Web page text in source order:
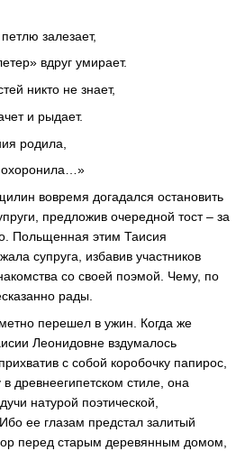
умирает.
не знает,
рыдает.
вовремя догадался остановить
предложив очередной тост – за
Польщенная этим Таисия
супруга, избавив участников
со своей поэмой. Чему, по
рады.
перешел в ужин. Когда же
Леонидовне вздумалось
с собой коробочку папирос,
древнеегипетском стиле, она
натурой поэтической,
ее глазам предстал залитый
перед старым деревянным домом,